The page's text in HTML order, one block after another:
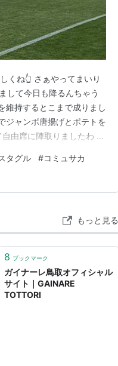
くね👆 さぁやってまいり
して今日も降るんちゃう
維持するとこまで成りまし
ジャンボ唐揚げとポテトを
由席に陣取りましたわ 飲
てるん⁉笑 ナニハ…
タグル #コミュサカ
もっと見る
8 ブックマーク
ガイナーレ鳥取オフィシャル
サイト｜GAINARE
TOTTORI